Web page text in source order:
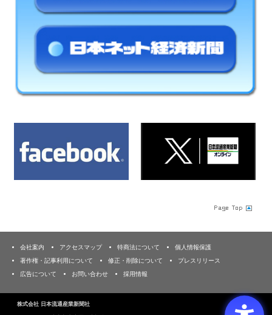
会社案内 アクセスマップ 特商法について
個人情報保護
著作権・記事利用について
修正・削除について
プレスリリース
広告について
お問い合わせ 採用情報
株式会社 日本流通産業新聞社